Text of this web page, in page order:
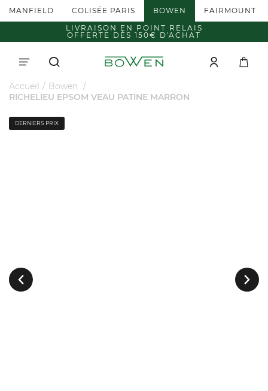
MANFIELD COLISÉE PARIS BOWEN
FAIRMOUNT
LIVRAISON EN POINT RELAIS
OFFERTE DÈS 150€ D'ACHAT
Accueil
Bowen
RICHELIEU EPSOM VEAU PATINE MARRON
Précedent Suivant
DERNIERS PRIX